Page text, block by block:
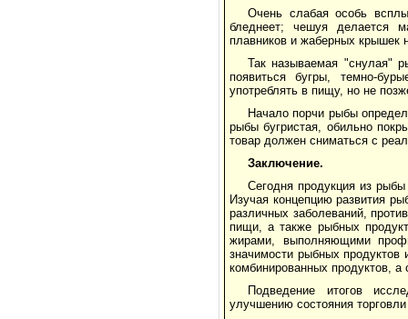
Очень слабая особь
бледнеет; чешуя делается
плавников и жаберных крышек
Так называемая "снулая"
появиться бугры, темно-
употреблять в пищу, но не
Начало порчи рыбы
рыбы бугристая, обильно
товар должен сниматься с
Заключение.
Сегодня продукция из
Изучая концепцию развития
различных заболеваний,
пищи, а также рыбных
жирами, выполняющими
значимости рыбных
комбинированных продуктов,
Подведение итогов
улучшению состояния